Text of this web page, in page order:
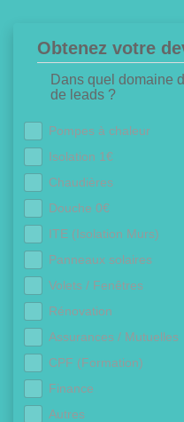
Obtenez votre
Dans quel domaine
de leads ?
Pompes à chaleur
Isolation 1€
Chaudières
Douche 0€
ITE (Isolation Murs)
Panneaux solaires
Volets / Fenêtres
Rénovation
Assurances / Mutuelles
CPF (Formation)
Finance
Autres